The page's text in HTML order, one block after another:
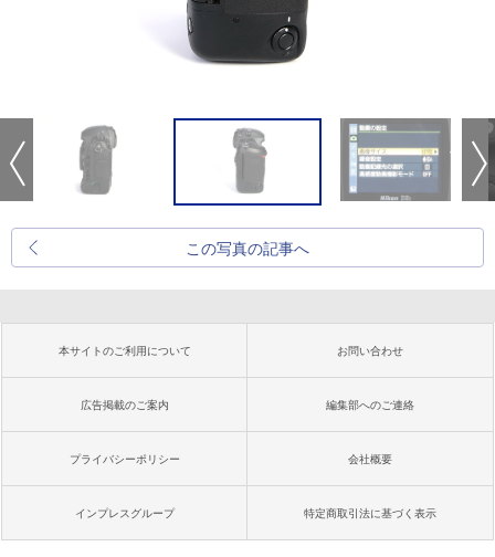
この写真の記事へ
本サイトのご利用について お問い合わせ
広告掲載のご案内 編集部へのご連絡
プライバシーポリシー 会社概要
インプレスグループ 特定商取引法に基づく表示